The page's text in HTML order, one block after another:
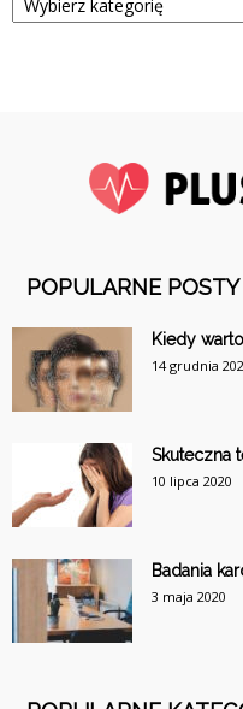
POPULARNE POSTY
Kiedy
14 grudnia
Skuteczna
10 lipca 2020
Badania
3 maja 2020